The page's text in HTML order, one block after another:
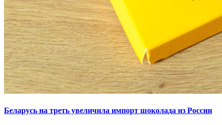
Беларусь на треть увеличила импорт шоколада из России